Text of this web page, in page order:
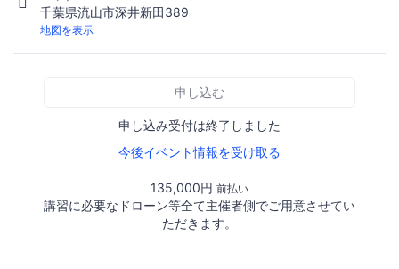
千葉県流山市深井新田389
地図を表示
申し込む
申し込み受付は終了しました
今後イベント情報を受け取る
135,000円 前払い
講習に必要なドローン等全て主催者側でご用意させてい
ただきます。